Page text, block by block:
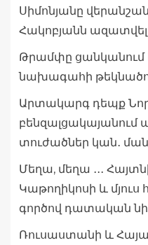
Սիմոնյանը
Հակոբյանն ազատվել
Թրամփը ցանկանում
նախագահի
Արտակարգ դեպք
բենզալցակայանում
տուժածներ կան․
Մեղա, մեղա ․․․
Կաթողիկոսի և
գործով դատական
Ռուսաստանի և